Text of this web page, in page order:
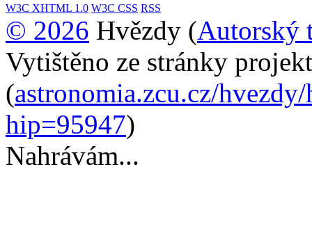
W3C XHTML 1.0 W3C CSS RSS
© 2026 Hvězdy (Autorský
Vytištěno ze stránky
(astronomia.zcu.cz/
hip=95947)
Nahrávám...